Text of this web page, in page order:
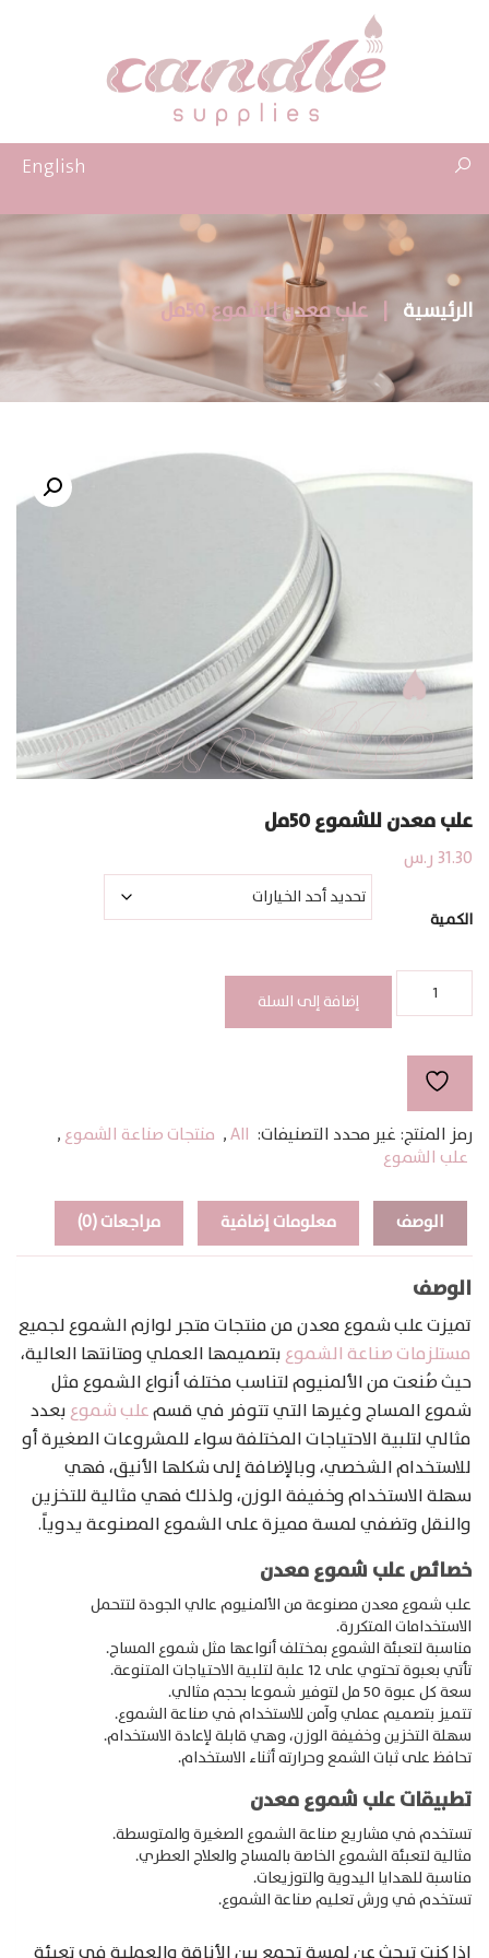
English
الرئيسية علب معدن للشموع 50مل
علب معدن للشموع 50مل
31.30 ر.س
الكمية
معدن
إضافة إلى السلة
رمز المنتج: غير محدد التصنيفات: All
, منتجات صناعة الشموع ,
علب الشموع
الوصف معلومات إضافية مراجعات (0)
الوصف
تميزت علب شموع معدن من منتجات متجر لوازم الشموع لجميع
مستلزمات صناعة الشموع بتصميمها العملي ومتانتها العالية،
حيث صُنعت من الألمنيوم لتناسب مختلف أنواع الشموع مثل
شموع المساج وغيرها التي تتوفر في قسمعلب شموع بعدد
مثالي لتلبية الاحتياجات المختلفة سواء للمشروعات الصغيرة أو
للاستخدام الشخصي، وبالإضافة إلى شكلها الأنيق، فهي
سهلة الاستخدام وخفيفة الوزن، ولذلك فهي مثالية للتخزين
والنقل وتضفي لمسة مميزة على الشموع المصنوعة يدوياً.
خصائص علب شموع معدن
علب شموع معدن مصنوعة من الألمنيوم عالي الجودة لتتحمل
الاستخدامات المتكررة.
مناسبة لتعبئة الشموع بمختلف أنواعها مثل شموع المساج.
تأتي بعبوة تحتوي على 12 علبة لتلبية الاحتياجات المتنوعة.
سعة كل عبوة 50 مل لتوفير شموعا بحجم مثالي.
تتميز بتصميم عملي وآمن للاستخدام في صناعة الشموع.
سهلة التخزين وخفيفة الوزن، وهي قابلة لإعادة الاستخدام.
تحافظ على ثبات الشمع وحرارته أثناء الاستخدام.
تطبيقات علب شموع معدن
تستخدم في مشاريع صناعة الشموع الصغيرة والمتوسطة.
مثالية لتعبئة الشموع الخاصة بالمساج والعلاج العطري.
مناسبة للهدايا اليدوية والتوزيعات.
تستخدم في ورش تعليم صناعة الشموع.